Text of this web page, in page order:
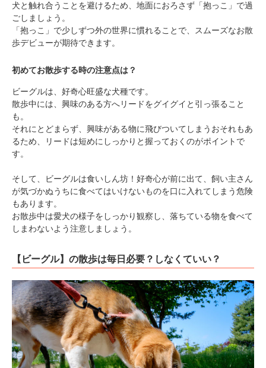
犬と触れ合うことを避けるため、地面におろさず「抱っこ」で過
ごしましょう。
「抱っこ」で少しずつ外の世界に慣れることで、スムーズなお散
歩デビューが期待できます。
初めてお散歩する時の注意点は？
ビーグルは、好奇心旺盛な犬種です。
散歩中には、興味のある方へリードをグイグイと引っ張ること
も。
それにとどまらず、興味がある物に飛びついてしまうおそれもあ
るため、リードは短めにしっかりと握っておくのがポイントで
す。
そして、ビーグルは食いしん坊！好奇心が前に出て、飼い主さん
が気づかぬうちに食べてはいけないものを口に入れてしまう危険
もあります。
お散歩中は愛犬の様子をしっかり観察し、落ちている物を食べて
しまわないよう注意しましょう。
【ビーグル】の散歩は毎日必要？しなくていい？